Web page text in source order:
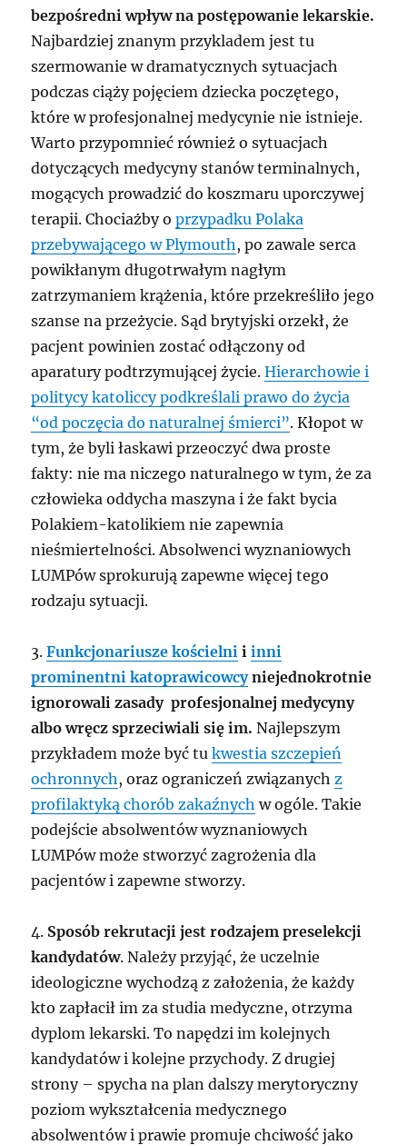
bezpośredni wpływ na postępowanie lekarskie.
Najbardziej znanym przykladem jest tu
szermowanie w dramatycznych sytuacjach
podczas ciąży pojęciem dziecka poczętego,
które w profesjonalnej medycynie nie istnieje.
Warto przypomnieć również o sytuacjach
dotyczących medycyny stanów terminalnych,
mogących prowadzić do koszmaru uporczywej
terapii. Chociażby oprzypadku Polaka
przebywającego w Plymouth, po zawale serca
powikłanym długotrwałym nagłym
zatrzymaniem krążenia, które przekreśliło jego
szanse na przeżycie. Sąd brytyjski orzekł, że
pacjent powinien zostać odłączony od
aparatury podtrzymującej życie.Hierarchowie i
politycy katoliccy podkreślali prawo do życia
“od poczęcia do naturalnej śmierci”. Kłopot w
tym, że byli łaskawi przeoczyć dwa proste
fakty: nie ma niczego naturalnego w tym, że za
człowieka oddycha maszyna i że fakt bycia
Polakiem-katolikiem nie zapewnia
nieśmiertelności. Absolwenci wyznaniowych
LUMPów sprokurują zapewne więcej tego
rodzaju sytuacji.
3.Funkcjonariusze kościelni iinni
prominentni katoprawicowcyniejednokrotnie
ignorowali zasady profesjonalnej medycyny
albo wręcz sprzeciwiali się im. Najlepszym
przykładem może być tukwestia szczepień
ochronnych, oraz ograniczeń związanychz
profilaktyką chorób zakaźnych w ogóle. Takie
podejście absolwentów wyznaniowych
LUMPów może stworzyć zagrożenia dla
pacjentów i zapewne stworzy.
4. Sposób rekrutacji jest rodzajem preselekcji
kandydatów. Należy przyjąć, że uczelnie
ideologiczne wychodzą z założenia, że każdy
kto zapłacił im za studia medyczne, otrzyma
dyplom lekarski. To napędzi im kolejnych
kandydatów i kolejne przychody. Z drugiej
strony – spycha na plan dalszy merytoryczny
poziom wykształcenia medycznego
absolwentów i prawie promuje chciwość jako